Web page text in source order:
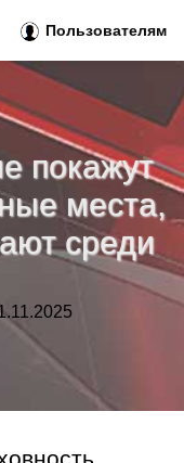
покажут
места,
среди
Пользователям